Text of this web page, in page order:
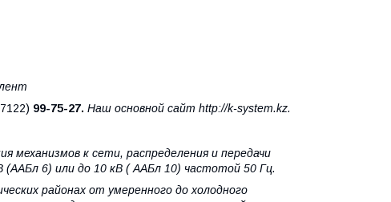
99-75-27. Наш основной сайт http://k-system.kz.
механизмов к сети, распределения и передачи
(ААБл 6) или до 10 кВ ( ААБл 10) частотой 50 Гц.
районах от умеренного до холодного